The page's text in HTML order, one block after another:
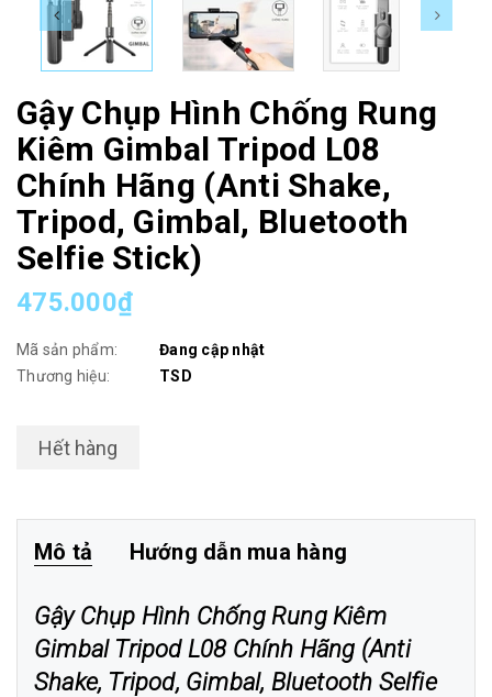
Gậy Chụp Hình Chống Rung
Kiêm Gimbal Tripod L08
Chính Hãng (Anti Shake,
Tripod, Gimbal, Bluetooth
Selfie Stick)
475.000₫
Mã sản phẩm:
Đang cập nhật
Thương hiệu:
TSD
Hết hàng
Mô tả Hướng dẫn mua hàng
Gậy Chụp Hình Chống Rung Kiêm
Gimbal Tripod L08 Chính Hãng (Anti
Shake, Tripod, Gimbal, Bluetooth Selfie